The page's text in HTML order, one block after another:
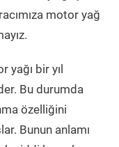
motor yağ
yağı bir yıl
Bu durumda
özelliğini
Bunun anlamı